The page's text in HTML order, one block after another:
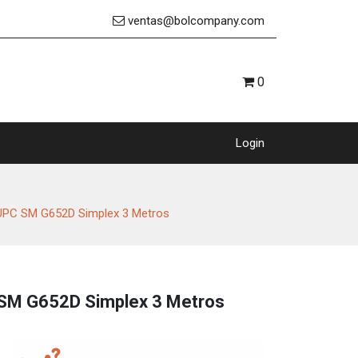
ventas@bolcompany.com
0
Login
SM G652D Simplex 3 Metros
G652D Simplex 3 Metros